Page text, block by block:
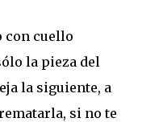
con cuello
la pieza del
la siguiente, a
si no te